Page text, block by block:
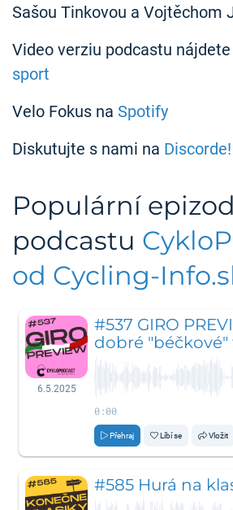
Sašou Tinkovou a Vojtěchom
Video verziu podcastu nájdete
sport
Velo Fokus na Spotify
Diskutujte s nami na Discorde!
Populární
podcastu
od Cycling-
6.5.2025
#537 GIRO
dobré "béčkové"
0:00
Přehraj Líbí se Vložit
#585 Hurá na